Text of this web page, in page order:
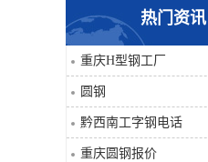
角钢
焊管
工字钢
热门资讯
重庆H型钢工厂
圆钢
黔西南工字钢电话
重庆圆钢报价